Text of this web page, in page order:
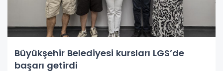
Büyükşehir Belediyesi kursları LGS’de
başarı getirdi